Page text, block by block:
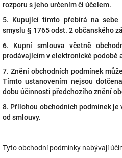
rozporu s jeho určením či účelem.
5. Kupující tímto přebírá na sebe
smyslu § 1765 odst. 2 občanského
6. Kupní smlouva včetně
prodávajícím v elektronické podobě
7. Znění obchodních podmínek
Tímto ustanovením nejsou
dobu účinnosti předchozího znění
8. Přílohou obchodních podmínek
od smlouvy.
Tyto obchodní podmínky nabývají